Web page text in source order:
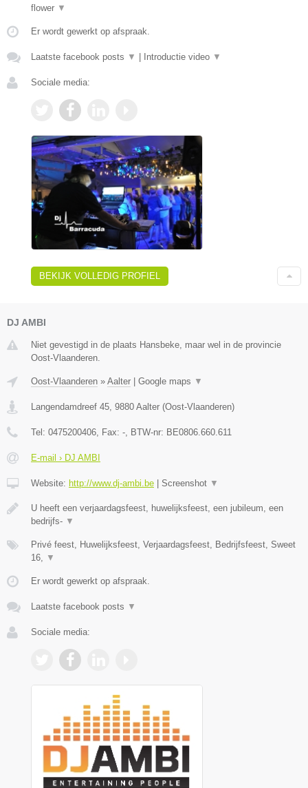
flower ▼
Er wordt gewerkt op afspraak.
Laatste facebook posts ▼ Introductie video ▼
Sociale media:
BEKIJK VOLLEDIG PROFIEL
DJ AMBI
Niet gevestigd in de plaats Hansbeke, maar wel in de provincie
Oost-Vlaanderen.
Oost-Vlaanderen » Aalter Google maps ▼
Langendamdreef 45 9880 Aalter (Oost-Vlaanderen)
Tel: 0475200406 , Fax: - , BTW-nr: BE0806.660.611
E-mail › DJ AMBI
Website: http://www.dj-ambi.be Screenshot ▼
U heeft een verjaardagsfeest, huwelijksfeest, een jubileum, een
bedrijfs- ▼
Privé feest, Huwelijksfeest, Verjaardagsfeest, Bedrijfsfeest, Sweet
16,
▼
Er wordt gewerkt op afspraak.
Laatste facebook posts ▼
Sociale media: